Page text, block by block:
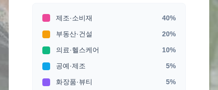
제조·소비재 40%
부동산·건설 20%
의료·헬스케어 10%
공예·제조 5%
화장품·뷰티 5%